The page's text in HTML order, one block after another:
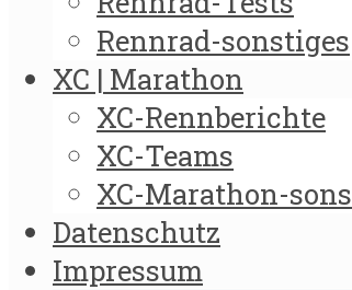
Rennrad-sonstiges
XC | Marathon
XC-Rennberichte
XC-Teams
XC-Marathon-
Datenschutz
Impressum